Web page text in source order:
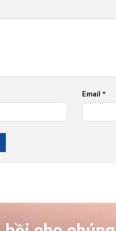
Email *